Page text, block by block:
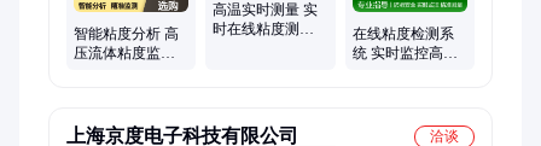
智能粘度分析 高
压流体粘度监测
高温实时测量 实
时在线粘度测量
在线粘度检测系
统 实时监控高精
上海京度电子科技有限公司
洽谈